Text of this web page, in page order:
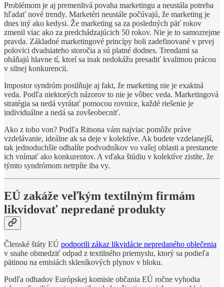
Problémom je aj premenlivá povaha marketingu a neustála potreba
hľadať nové trendy. Marketéri neustále počúvajú, že marketing je
dnes iný ako kedysi. Že marketing sa za posledných päť rokov
zmenil viac ako za predchádzajúcich 50 rokov. Nie je to samozrejme
pravda. Základné marketingové princípy boli zadefinované v prvej
polovici dvadsiateho storočia a sú platné dodnes. Trendami sa
oháňajú hlavne tí, ktorí sa inak nedokážu presadiť kvalitnou prácou
v silnej konkurencii.
Impostor syndróm posilňuje aj fakt, že marketing nie je exaktná
veda. Podľa niektorých názorov to nie je vôbec veda. Marketingová
stratégia sa nedá vyrátať pomocou rovnice, každé riešenie je
individuálne a nedá sa zovšeobecniť.
Ako z toho von? Podľa Ritsona vám najviac pomôže práve
vzdelávanie, ideálne ak sa deje v kolektíve. Ak budete vzdelanejší,
tak jednoduchšie odhalíte podvodníkov vo vašej oblasti a prestanete
ich vnímať ako konkurentov. A vďaka štúdiu v kolektíve zistíte, že
týmto syndrómom netrpíte iba vy.
EÚ zakáže veľkým textilným firmám
likvidovať nepredané produkty
Členské štáty EÚ podporili zákaz likvidácie nepredaného oblečenia
v snahe obmedziť odpad z textilného priemyslu, ktorý sa podieľa
pätinou na emisiách skleníkových plynov v bloku.
Podľa odhadov Európskej komisie občania EÚ ročne vyhodia